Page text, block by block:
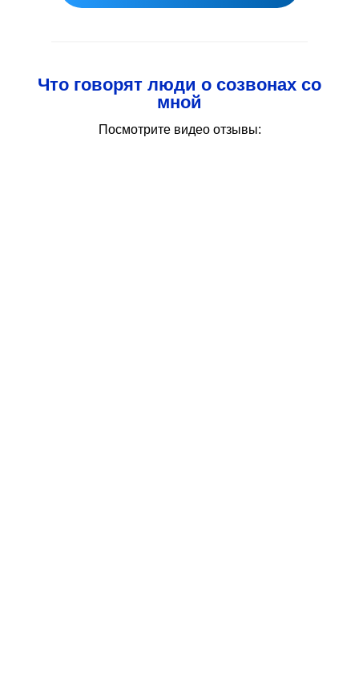
Что говорят люди о созвонах со
мной
Посмотрите видео отзывы: